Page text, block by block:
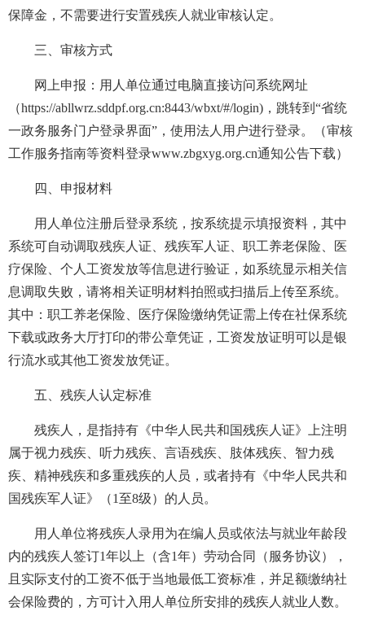
保障金，不需要进行安置残疾人就业审核认定。
三、审核方式
网上申报：用人单位通过电脑直接访问系统网址
（https://abllwrz.sddpf.org.cn:8443/wbxt/#/login)，跳转到“省统
一政务服务门户登录界面”，使用法人用户进行登录。（审核
工作服务指南等资料登录www.zbgxyg.org.cn通知公告下载）
四、申报材料
用人单位注册后登录系统，按系统提示填报资料，其中
系统可自动调取残疾人证、残疾军人证、职工养老保险、医
疗保险、个人工资发放等信息进行验证，如系统显示相关信
息调取失败，请将相关证明材料拍照或扫描后上传至系统。
其中：职工养老保险、医疗保险缴纳凭证需上传在社保系统
下载或政务大厅打印的带公章凭证，工资发放证明可以是银
行流水或其他工资发放凭证。
五、残疾人认定标准
残疾人，是指持有《中华人民共和国残疾人证》上注明
属于视力残疾、听力残疾、言语残疾、肢体残疾、智力残
疾、精神残疾和多重残疾的人员，或者持有《中华人民共和
国残疾军人证》（1至8级）的人员。
用人单位将残疾人录用为在编人员或依法与就业年龄段
内的残疾人签订1年以上（含1年）劳动合同（服务协议），
且实际支付的工资不低于当地最低工资标准，并足额缴纳社
会保险费的，方可计入用人单位所安排的残疾人就业人数。